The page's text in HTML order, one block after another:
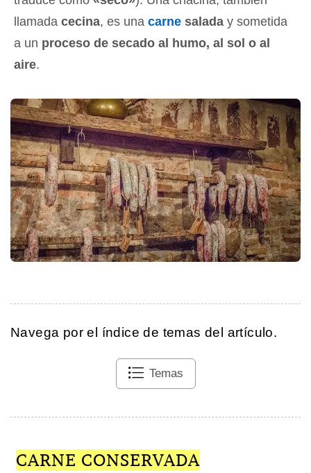
llamada cecina, es una carne salada y sometida
a un proceso de secado al humo, al sol o al
aire.
Navega por el índice de temas del artículo.
Temas
CARNE CONSERVADA